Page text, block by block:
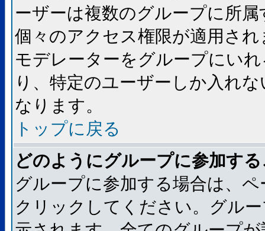
ーザーは複数のグループに所
個々のアクセス権限が適用さ
モデレーターをグループにい
り、特定のユーザーしか入れ
なります。
トップに戻る
どのようにグループに参加す
グループに参加する場合は、
クリックしてください。グル